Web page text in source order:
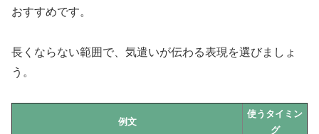
おすすめです。
長くならない範囲で、気遣いが伝わる表現を選びましょ
う。
例文
使うタイミン
グ